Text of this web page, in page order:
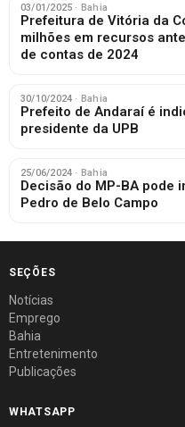
03/01/2025 · Bahia
Prefeitura de Vitória da
milhões em recursos
de contas de 2024
30/10/2024 · Bahia
Prefeito de Andaraí é
presidente da UPB
25/06/2024 · Bahia
Decisão do MP-BA pode
Pedro de Belo Campo
SEÇÕES
Notícias
Emprego
Bahia
Entretenimento
Publicações
WHATSAPP